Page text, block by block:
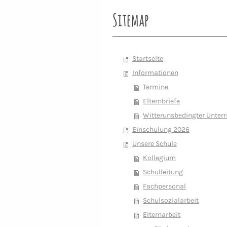
Sitemap
Startseite
Informationen
Termine
Elternbriefe
Witterunsbedingter
Einschulung 2026
Unsere Schule
Kollegium
Schulleitung
Fachpersonal
Schulsozialarbeit
Elternarbeit